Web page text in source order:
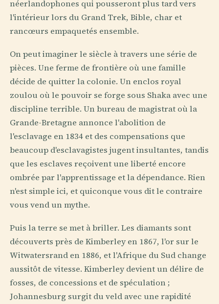
néerlandophones qui pousseront plus tard vers
l'intérieur lors du Grand Trek, Bible, char et
rancœurs empaquetés ensemble.
On peut imaginer le siècle à travers une série de
pièces. Une ferme de frontière où une famille
décide de quitter la colonie. Un enclos royal
zoulou où le pouvoir se forge sous Shaka avec une
discipline terrible. Un bureau de magistrat où la
Grande-Bretagne annonce l'abolition de
l'esclavage en 1834 et des compensations que
beaucoup d'esclavagistes jugent insultantes, tandis
que les esclaves reçoivent une liberté encore
ombrée par l'apprentissage et la dépendance. Rien
n'est simple ici, et quiconque vous dit le contraire
vous vend un mythe.
Puis la terre se met à briller. Les diamants sont
découverts près de Kimberley en 1867, l'or sur le
Witwatersrand en 1886, et l'Afrique du Sud change
aussitôt de vitesse. Kimberley devient un délire de
fosses, de concessions et de spéculation ;
Johannesburg surgit du veld avec une rapidité